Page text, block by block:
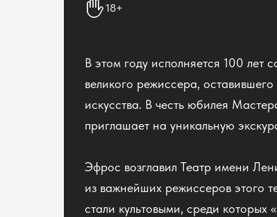
18+
В этом году исполняется 100
великого режиссера,
искусства. В честь юбилея
приглашает на уникальную
Эфрос возглавил Театр имени
из важнейших режиссеров этого
стали культовыми, среди которых